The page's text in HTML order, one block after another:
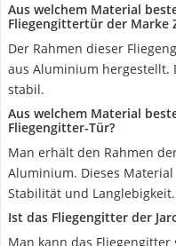
Aus welchem Material
Fliegengittertür der Marke
Der Rahmen dieser
aus Aluminium hergestellt.
stabil.
Aus welchem Material
Fliegengitter-Tür?
Man erhält den Rahmen
Aluminium. Dieses
Stabilität und Langlebigkeit.
Ist das Fliegengitter der
Man kann das